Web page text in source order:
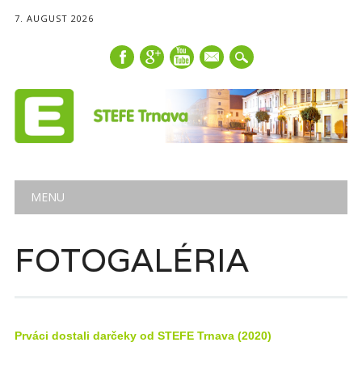
7. AUGUST 2026
mail
Main menu
MENU
FOTOGALÉRIA
Prváci dostali darčeky od STEFE Trnava (2020)